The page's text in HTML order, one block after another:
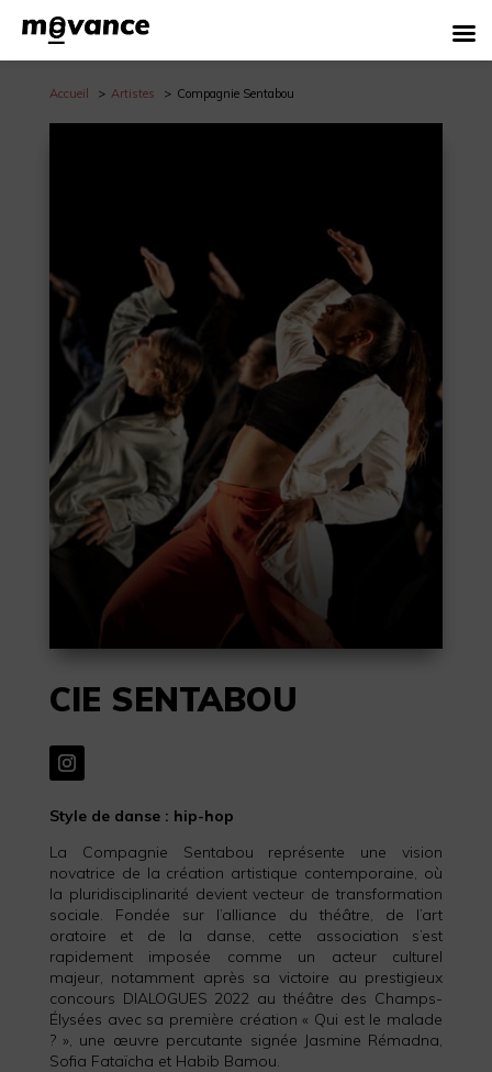
Accueil Artistes Compagnie Sentabou
CIE SENTABOU
Style de danse : hip-hop
La Compagnie Sentabou représente une vision
novatrice de la création artistique contemporaine, où
la pluridisciplinarité devient vecteur de transformation
sociale. Fondée sur l’alliance du théâtre, de l’art
oratoire et de la danse, cette association s’est
rapidement imposée comme un acteur culturel
majeur, notamment après sa victoire au prestigieux
concours DIALOGUES 2022 au théâtre des Champs-
Élysées avec sa première création « Qui est le malade
? », une œuvre percutante signée Jasmine Rémadna,
Sofia Fataïcha et Habib Bamou.